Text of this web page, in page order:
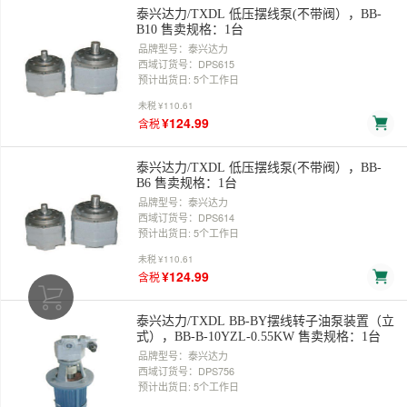
泰兴达力/TXDL 低压摆线泵(不带阀），BB-
B10 售卖规格：1台
品牌型号：泰兴达力
西域订货号：DPS615
预计出货日: 5个工作日
未税¥110.61
含税¥124.99
泰兴达力/TXDL 低压摆线泵(不带阀），BB-
B6 售卖规格：1台
品牌型号：泰兴达力
西域订货号：DPS614
预计出货日: 5个工作日
未税¥110.61
含税¥124.99
泰兴达力/TXDL BB-BY摆线转子油泵装置（立
式），BB-B-10YZL-0.55KW 售卖规格：1台
品牌型号：泰兴达力
西域订货号：DPS756
预计出货日: 5个工作日